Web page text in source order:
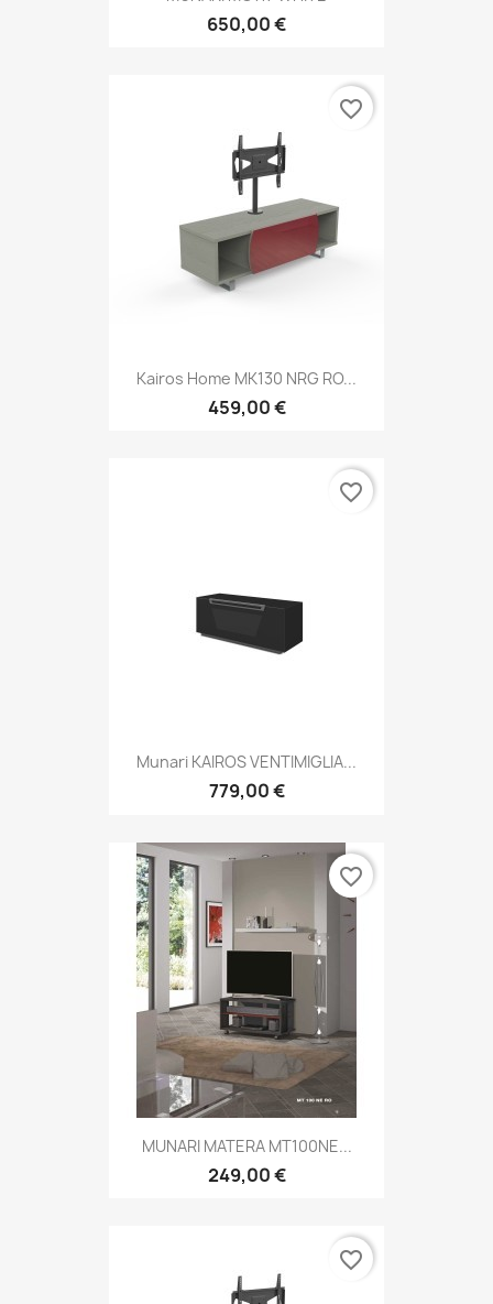
650,00 €
Kairos Home MK130 NRG RO...
459,00 €
favorite_border
Munari KAIROS VENTIMIGLIA...
779,00 €
favorite_border
MUNARI MATERA MT100NE...
249,00 €
favorite_border
favorite_border